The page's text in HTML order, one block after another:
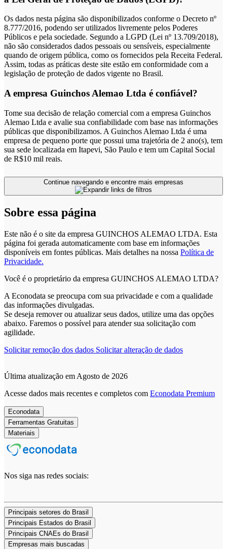
Os dados nesta página são disponibilizados conforme o Decreto nº
8.777/2016, podendo ser utilizados livremente pelos Poderes
Públicos e pela sociedade. Segundo a LGPD (Lei nº 13.709/2018),
não são considerados dados pessoais ou sensíveis, especialmente
quando de origem pública, como os fornecidos pela Receita Federal.
Assim, todas as práticas deste site estão em conformidade com a
legislação de proteção de dados vigente no Brasil.
A empresa Guinchos Alemao Ltda é confiável?
Tome sua decisão de relação comercial com a empresa Guinchos
Alemao Ltda e avalie sua confiabilidade com base nas informações
públicas que disponibilizamos. A Guinchos Alemao Ltda é uma
empresa de pequeno porte que possui uma trajetória de 2 ano(s), tem
sua sede localizada em Itapevi, São Paulo e tem um Capital Social
de R$10 mil reais.
Sobre essa página
Este não é o site da empresa GUINCHOS ALEMAO LTDA. Esta
página foi gerada automaticamente com base em informações
disponíveis em fontes públicas. Mais detalhes na nossa Política de
Privacidade.
Você é o proprietário da empresa GUINCHOS ALEMAO LTDA?
A Econodata se preocupa com sua privacidade e com a qualidade
das informações divulgadas.
Se deseja remover ou atualizar seus dados, utilize uma das opções
abaixo. Faremos o possível para atender sua solicitação com
agilidade.
Solicitar remoção dos dados Solicitar alteração de dados
Última atualização em Agosto de 2026
Acesse dados mais recentes e completos com Econodata Premium
Econodata
Ferramentas Gratuitas
Materiais
Nos siga nas redes sociais:
Principais setores do Brasil
Principais Estados do Brasil
Principais CNAEs do Brasil
Empresas mais buscadas